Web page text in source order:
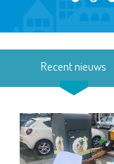
Recent nieuws